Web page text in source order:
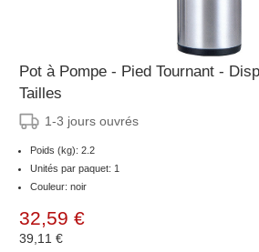
Pot à Pompe - Pied Tournant -
Tailles
1-3 jours ouvrés
Poids (kg): 2.2
Unités par paquet: 1
Couleur: noir
32,59 €
39,11 €